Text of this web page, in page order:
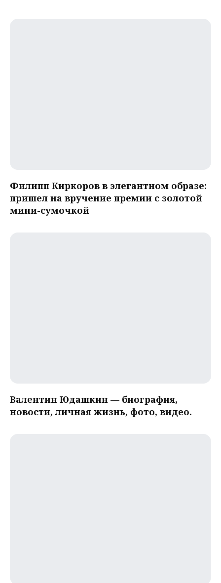
Филипп Киркоров в элегантном образе:
пришел на вручение премии с золотой
мини-сумочкой
Валентин Юдашкин — биография,
новости, личная жизнь, фото, видео.